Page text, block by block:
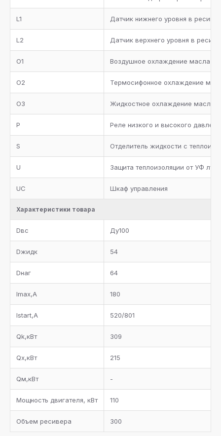
линии нагнетания
Ресивер с запорными вентилями и
предохранительным клапаном, жидкостная линия с
фильтром-осушителем, смотровым стеклом и
запорным вентилем на выходе
Фильтр-очиститель на линии всасывания каждого
Коллектор всасывания с теплоизоляцией
Манометры высокого и низкого давления
Два предохранительных клапана с трехходовым
L1 Датчик нижнего уровня в
L2 Датчик верхнего уровня в
O1 Воздушное охлаждение масла
O2 Термосифонное охлаждение
O3 Жидкостное охлаждение масла
P Реле низкого и высокого
S Отделитель жидкости с
U Защита теплоизоляции от УФ
UC Шкаф управления
Характеристики товара
Dвс Ду100
Dжидк 54
Dнаг 64
Imax,А 180
Istart,А 520/801
Qk,кВт 309
Qx,кВт 215
Qм,кВт -
Мощность двигателя, кВт 110
Объем ресивера 300